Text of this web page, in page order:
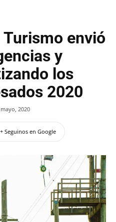
Turismo envió
y
los
2020
2020
+ Seguinos en Google